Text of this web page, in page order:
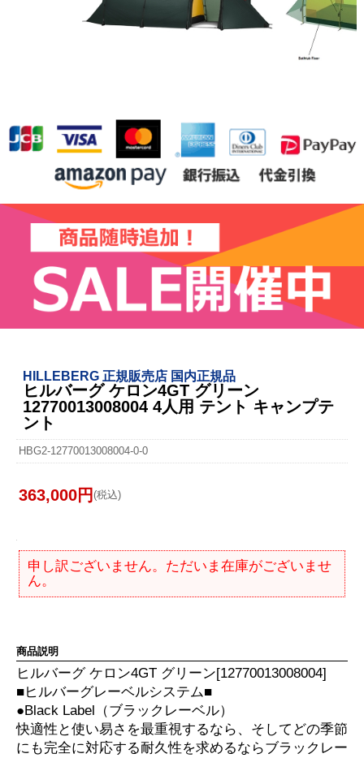
HILLEBERG 正規販売店 国内正規品
ヒルバーグ ケロン4GT グリーン
12770013008004 4人用 テント キャンプテ
ント
HBG2-12770013008004-0-0
363,000円 (税込)
申し訳ございません。ただいま在庫がございませ
ん。
商品説明
ヒルバーグ ケロン4GT グリーン[12770013008004]
■ヒルバーグレーベルシステム■
●Black Label（ブラックレーベル）
快適性と使い易さを最重視するなら、そしてどの季節
にも完全に対応する耐久性を求めるならブラックレー